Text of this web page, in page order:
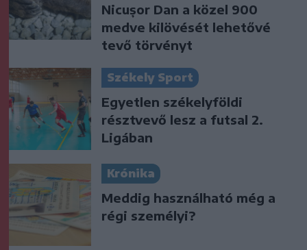
Nicușor Dan a közel 900
medve kilövését lehetővé
tevő törvényt
Székely Sport
Egyetlen székelyföldi
résztvevő lesz a futsal 2.
Ligában
Krónika
Meddig használható még a
régi személyi?